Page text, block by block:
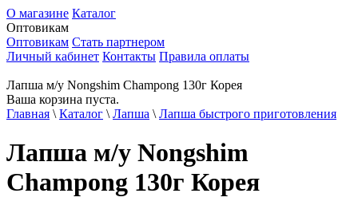
О магазине Каталог
Оптовикам
Оптовикам Стать партнером
Личный кабинет Контакты Правила оплаты
Лапша м/у Nongshim Champong 130г Корея
Ваша корзина пуста.
Главная \ Каталог \ Лапша \ Лапша быстрого приготовления
Лапша м/у Nongshim
Champong 130г Корея